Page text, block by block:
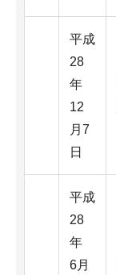
平成
28
年
12
月7
日
平成
28
年
6月